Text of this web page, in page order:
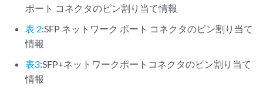
ポート コネクタのピン割り当て情報
表 2:SFP ネットワーク ポート コネクタのピン割り当て
情報
表3:SFP+ネットワークポートコネクタのピン割り当て
情報